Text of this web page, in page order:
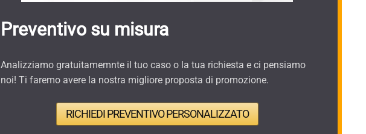
Preventivo su misura
Analizziamo gratuitamemnte il tuo caso o la tua richiesta e ci pensiamo
noi! Ti faremo avere la nostra migliore proposta di promozione.
RICHIEDI PREVENTIVO PERSONALIZZATO